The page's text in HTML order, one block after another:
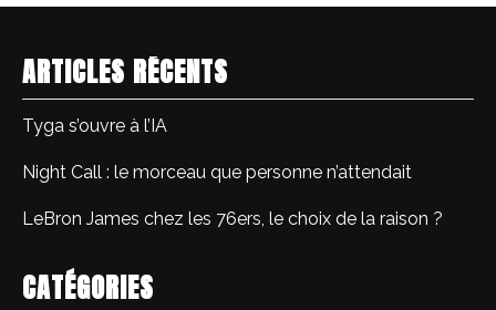
ARTICLES RÉCENTS
Tyga s’ouvre à l’IA
Night Call : le morceau que personne n’attendait
LeBron James chez les 76ers, le choix de la raison ?
CATÉGORIES